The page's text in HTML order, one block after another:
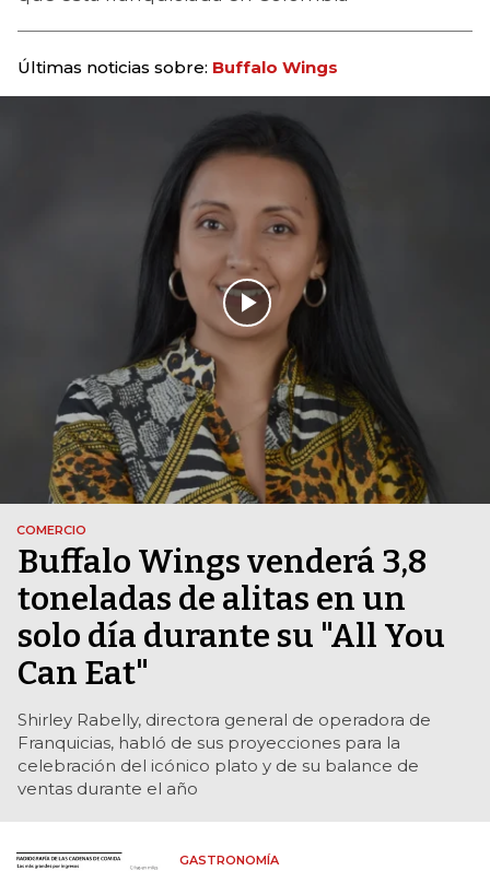
Últimas noticias sobre: Buffalo Wings
COMERCIO
Buffalo Wings venderá 3,8
toneladas de alitas en un
solo día durante su "All You
Can Eat"
Shirley Rabelly, directora general de operadora de
Franquicias, habló de sus proyecciones para la
celebración del icónico plato y de su balance de
ventas durante el año
GASTRONOMÍA